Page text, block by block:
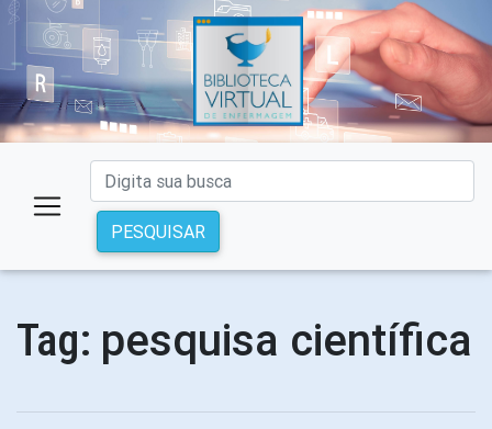
PESQUISAR
Tag: pesquisa científica